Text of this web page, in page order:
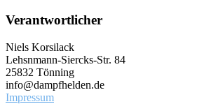
Verantwortlicher
Niels Korsilack
Lehsnmann-Siercks-Str. 84
25832 Tönning
info@dampfhelden.de
Impressum